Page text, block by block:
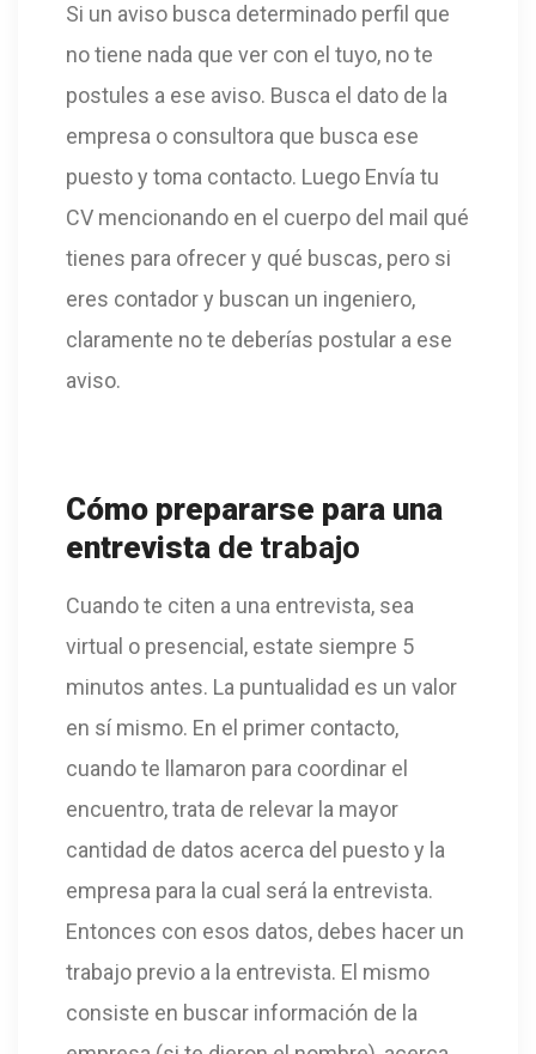
Si un aviso busca determinado perfil que
no tiene nada que ver con el tuyo, no te
postules a ese aviso. Busca el dato de la
empresa o consultora que busca ese
puesto y toma contacto. Luego Envía tu
CV mencionando en el cuerpo del mail qué
tienes para ofrecer y qué buscas, pero si
eres contador y buscan un ingeniero,
claramente no te deberías postular a ese
aviso.
Cómo prepararse para una
entrevista de trabajo
Cuando te citen a una entrevista, sea
virtual o presencial, estate siempre 5
minutos antes. La puntualidad es un valor
en sí mismo. En el primer contacto,
cuando te llamaron para coordinar el
encuentro, trata de relevar la mayor
cantidad de datos acerca del puesto y la
empresa para la cual será la entrevista.
Entonces con esos datos, debes hacer un
trabajo previo a la entrevista. El mismo
consiste en buscar información de la